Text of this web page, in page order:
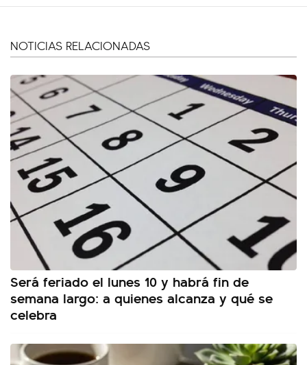
NOTICIAS RELACIONADAS
Será feriado el lunes 10 y habrá fin de
semana largo: a quienes alcanza y qué se
celebra